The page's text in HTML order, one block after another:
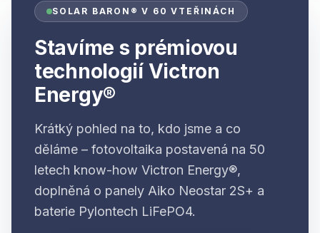
SOLAR BARON® V 60 VTEŘINÁCH
Stavíme s prémiovou
technologií Victron
Energy®
Krátký pohled na to, kdo jsme a co
děláme – fotovoltaika postavená na 50
letech know-how Victron Energy®,
doplněná o panely Aiko Neostar 2S+ a
baterie Pylontech LiFePO4.